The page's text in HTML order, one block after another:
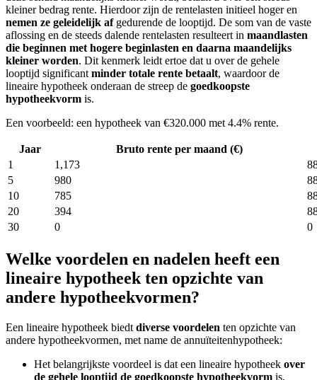
kleiner bedrag rente. Hierdoor zijn de rentelasten initieel hoger en
nemen ze geleidelijk afgedurende de looptijd. De som van de vaste
aflossing en de steeds dalende rentelasten resulteert in maandlasten
die beginnen met hogere beginlasten en daarna maandelijks
kleiner worden. Dit kenmerk leidt ertoe dat u over de gehele
looptijd significant minder totale rente betaalt, waardoor de
lineaire hypotheek onderaan de streep de goedkoopste
hypotheekvorm is.
Een voorbeeld: een hypotheek van €320.000 met 4.4% rente.
Jaar
Bruto rente per maand (€)
1
1,173
5
980
10
785
20
394
30
0 0
Welke voordelen en nadelen heeft een
lineaire hypotheek ten opzichte van
andere hypotheekvormen?
Een lineaire hypotheek biedt diverse voordelen ten opzichte van
andere hypotheekvormen, met name de annuïteitenhypotheek:
Het belangrijkste voordeel is dat een lineaire hypotheek over
de gehele looptijd de goedkoopste hypotheekvorm is,